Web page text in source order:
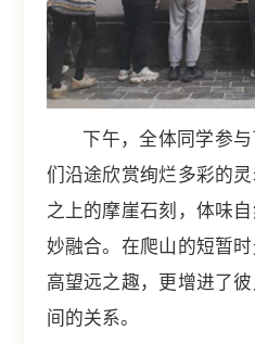
下午，全体同学参
们沿途欣赏绚烂多彩的
之上的摩崖石刻，体味
妙融合。在爬山的短暂
高望远之趣，更增进了
间的关系。